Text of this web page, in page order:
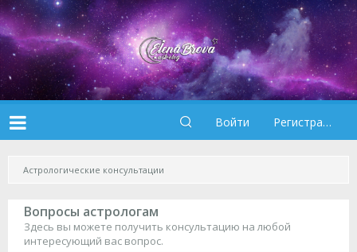
Войти Регистрация
Астрологические консультации
Вопросы астрологам
Здесь вы можете получить консультацию на любой
интересующий вас вопрос.